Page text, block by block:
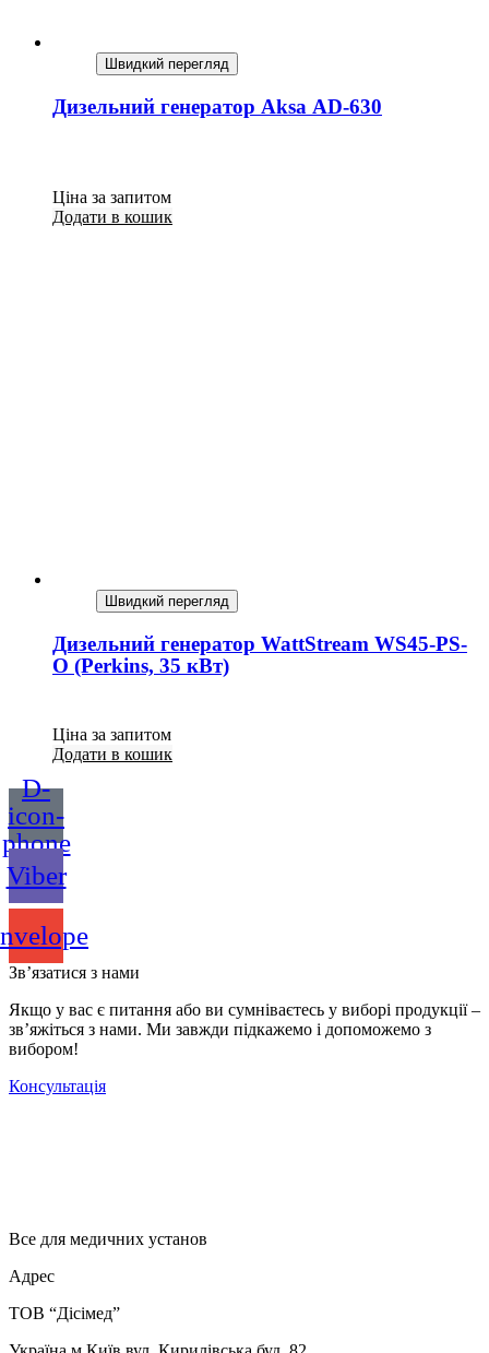
Швидкий перегляд
Дизельний генератор Aksa AD-630
Ціна за запитом
Додати в кошик
Швидкий перегляд
Дизельний генератор WattStream WS45-PS-
O (Perkins, 35 кВт)
Ціна за запитом
Додати в кошик
D-
icon-
phone
Viber
Зв’язатися з нами
Якщо у вас є питання або ви сумніваєтесь у виборі продукції –
зв’яжіться з нами. Ми завжди підкажемо і допоможемо з
вибором!
Консультація
Все для медичних установ
Адрес
ТОВ “Дісімед”